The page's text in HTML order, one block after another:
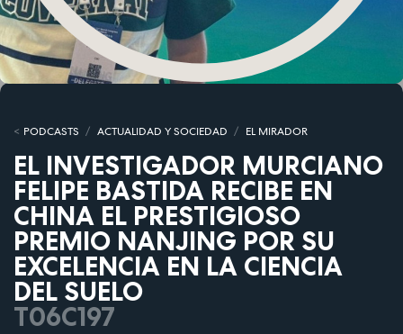
PODCASTS ACTUALIDAD Y SOCIEDAD EL MIRADOR
EL INVESTIGADOR MURCIANO
FELIPE BASTIDA RECIBE EN
CHINA EL PRESTIGIOSO
PREMIO NANJING POR SU
EXCELENCIA EN LA CIENCIA
DEL SUELO
T06C197